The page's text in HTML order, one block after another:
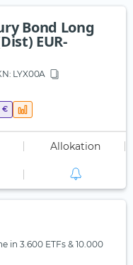
Bond Long
EUR-
: LYX00A
€
Allokation
in 3.600 ETFs & 10.000